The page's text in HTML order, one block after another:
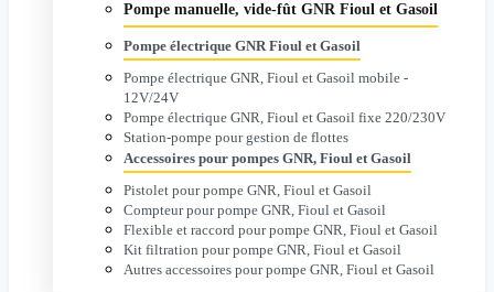
Pompe manuelle, vide-fût GNR Fioul et Gasoil
Pompe électrique GNR Fioul et Gasoil
Pompe électrique GNR, Fioul et Gasoil mobile -
12V/24V
Pompe électrique GNR, Fioul et Gasoil fixe 220/230V
Station-pompe pour gestion de flottes
Accessoires pour pompes GNR, Fioul et Gasoil
Pistolet pour pompe GNR, Fioul et Gasoil
Compteur pour pompe GNR, Fioul et Gasoil
Flexible et raccord pour pompe GNR, Fioul et Gasoil
Kit filtration pour pompe GNR, Fioul et Gasoil
Autres accessoires pour pompe GNR, Fioul et Gasoil